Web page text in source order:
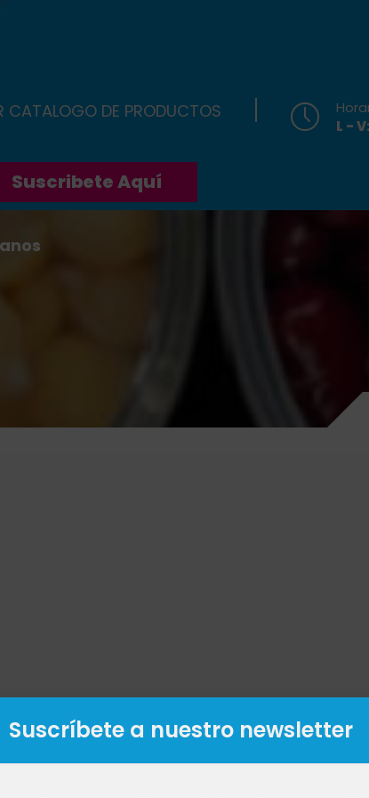
CATALOGO DE PRODUCTOS
L -
Suscribete Aquí
Suscríbete a nuestro newsletter